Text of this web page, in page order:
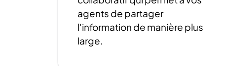
agents de partager
l'information de manière plus
large.